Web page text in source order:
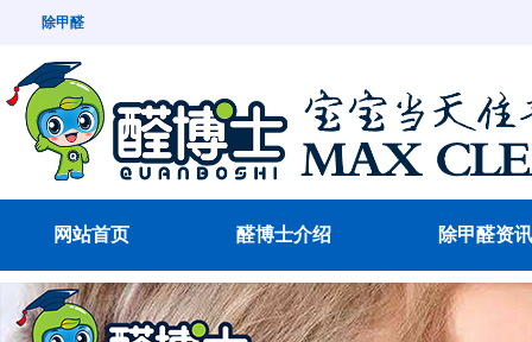
除甲醛
网站首页 醛博士介绍 除甲醛资讯